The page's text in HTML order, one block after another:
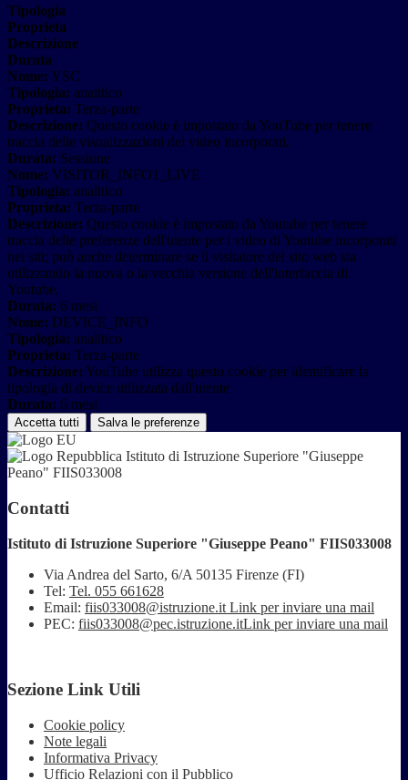
Tipologia
Proprieta
Descrizione
Durata
Nome: YSC
Tipologia: analitico
Proprieta: Terza-parte
Descrizione: Questo cookie è impostato da YouTube per tenere
traccia delle visualizzazioni dei video incorporati.
Durata: Sessione
Nome: VISITOR_INFO1_LIVE
Tipologia: analitico
Proprieta: Terza-parte
Descrizione: Questo cookie è impostato da Youtube per tenere
traccia delle preferenze dell'utente per i video di Youtube incorporati
nei siti; può anche determinare se il visitatore del sito web sta
utilizzando la nuova o la vecchia versione dell'interfaccia di
Youtube.
Durata: 6 mesi
Nome: DEVICE_INFO
Tipologia: analitico
Proprieta: Terza-parte
Descrizione: YouTube utilizza questo cookie per identificare la
tipologia di device utilizzata dall'utente
Durata: 6 mesi
Accetta tutti Salva le preferenze
Istituto di Istruzione Superiore "Giuseppe
Peano" FIIS033008
Contatti
Istituto di Istruzione Superiore "Giuseppe Peano" FIIS033008
Via Andrea del Sarto, 6/A 50135 Firenze (FI)
Tel: Tel. 055 661628
Email: fiis033008@istruzione.it Link per inviare una mail
PEC: fiis033008@pec.istruzione.itLink per inviare una mail
Sezione Link Utili
Cookie policy
Note legali
Informativa Privacy
Ufficio Relazioni con il Pubblico